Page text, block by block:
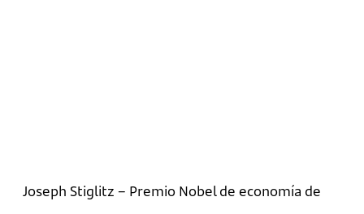
Joseph Stiglitz – Premio Nobel de economía de